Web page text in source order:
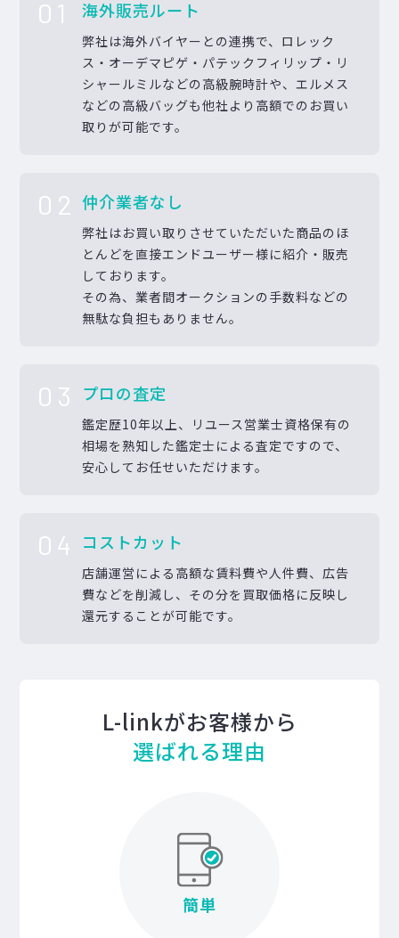
01 海外販売ルート
弊社は海外バイヤーとの連携で、ロレック
ス・オーデマピゲ・パテックフィリップ・リ
シャールミルなどの高級腕時計や、エルメス
などの高級バッグも他社より高額でのお買い
取りが可能です。
02 仲介業者なし
弊社はお買い取りさせていただいた商品のほ
とんどを直接エンドユーザー様に紹介・販売
しております。
その為、業者間オークションの手数料などの
無駄な負担もありません。
03 プロの査定
鑑定歴10年以上、リユース営業士資格保有の
相場を熟知した鑑定士による査定ですので、
安心してお任せいただけます。
04 コストカット
店舗運営による高額な賃料費や人件費、広告
費などを削減し、その分を買取価格に反映し
還元することが可能です。
L-linkがお客様から
選ばれる理由
簡単